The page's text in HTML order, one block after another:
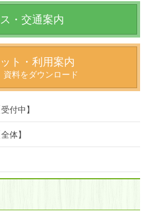
・交通案内
ト・利用案内
資料をダウンロード
付中】
体】